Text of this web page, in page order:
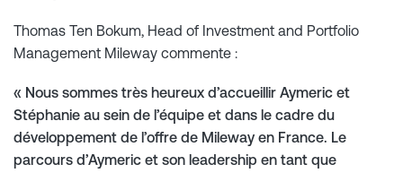
Thomas Ten Bokum, Head of Investment and Portfolio
Management Mileway commente :
« Nous sommes très heureux d’accueillir Aymeric et
Stéphanie au sein de l’équipe et dans le cadre du
développement de l’offre de Mileway en France. Le
parcours d’Aymeric et son leadership en tant que